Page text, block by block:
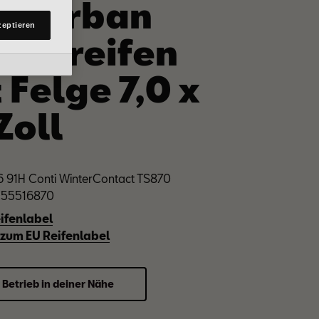
Urban
7,0 x
91H Conti WinterContact TS870
EU Reifenlabel
Betrieb in deiner Nähe
Sie
Link auf